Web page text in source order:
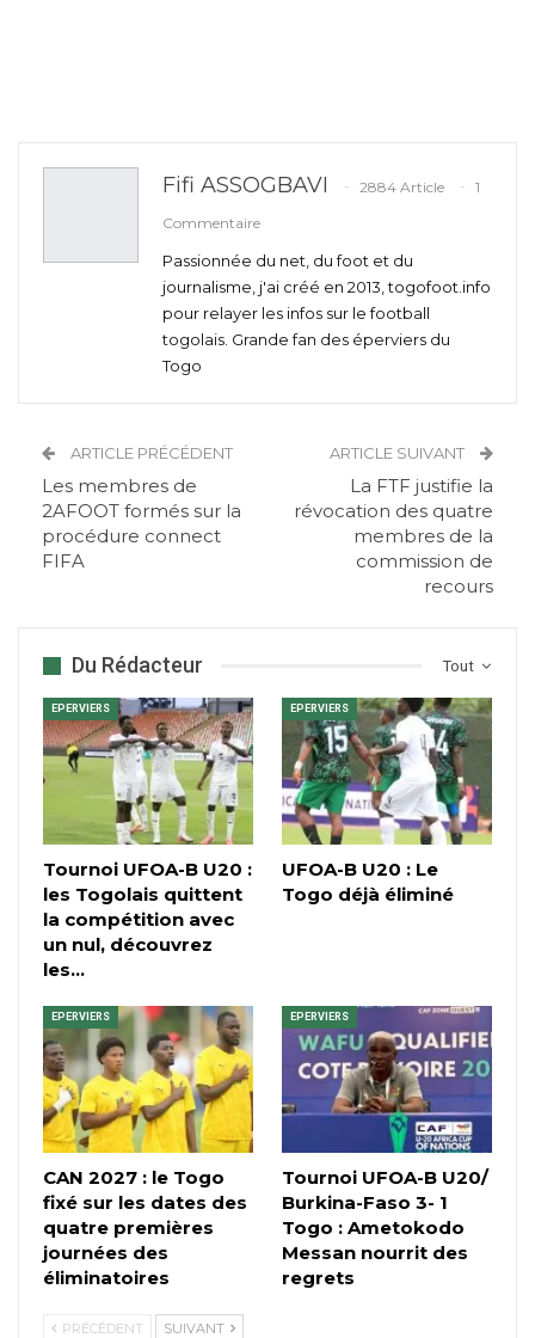
Fifi ASSOGBAVI 2884 Article
1
Commentaire
Passionnée du net, du foot et du
journalisme, j'ai créé en 2013, togofoot.info
pour relayer les infos sur le football
togolais. Grande fan des éperviers du
Togo
ARTICLE PRÉCÉDENT
Les membres de
2AFOOT formés sur la
procédure connect
FIFA
ARTICLE SUIVANT
La FTF justifie la
révocation des quatre
membres de la
commission de
recours
Tout
Du Rédacteur
EPERVIERS
Tournoi UFOA-B U20 :
les Togolais quittent
la compétition avec
un nul, découvrez
les…
EPERVIERS
UFOA-B U20 : Le
Togo déjà éliminé
EPERVIERS
CAN 2027 : le Togo
fixé sur les dates des
quatre premières
journées des
éliminatoires
EPERVIERS
Tournoi UFOA-B U20/
Burkina-Faso 3- 1
Togo : Ametokodo
Messan nourrit des
regrets
PRÉCÉDENT SUIVANT